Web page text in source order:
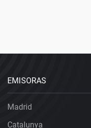
EMISORAS
Madrid
Catalunya